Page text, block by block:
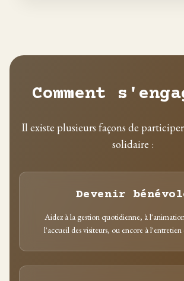
Comment
Il existe plusieurs façons de
solidaire :
Devenir
Aidez à la gestion quotidienne, à
l'accueil des visiteurs, ou encore à l'entretien